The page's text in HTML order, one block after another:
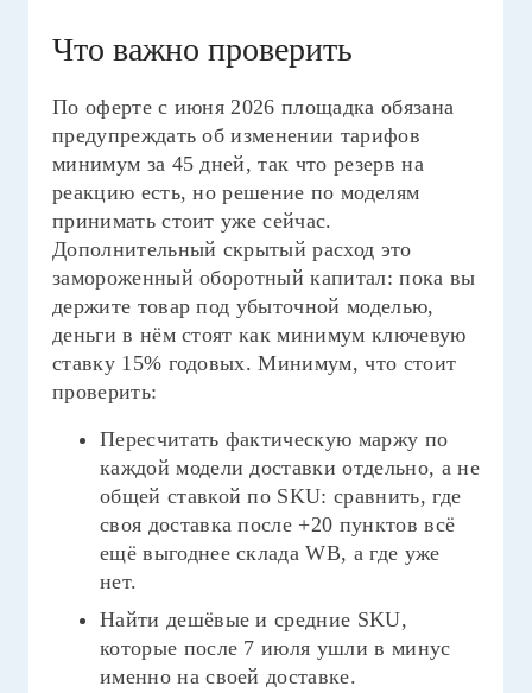
Что важно проверить
По оферте с июня 2026 площадка обязана
предупреждать об изменении тарифов
минимум за 45 дней, так что резерв на
реакцию есть, но решение по моделям
принимать стоит уже сейчас.
Дополнительный скрытый расход это
замороженный оборотный капитал: пока вы
держите товар под убыточной моделью,
деньги в нём стоят как минимум ключевую
ставку 15% годовых. Минимум, что стоит
проверить:
Пересчитать фактическую маржу по
каждой модели доставки отдельно, а не
общей ставкой по SKU: сравнить, где
своя доставка после +20 пунктов всё
ещё выгоднее склада WB, а где уже
нет.
Найти дешёвые и средние SKU,
которые после 7 июля ушли в минус
именно на своей доставке.